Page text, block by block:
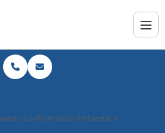
Conformidade Ambiental e